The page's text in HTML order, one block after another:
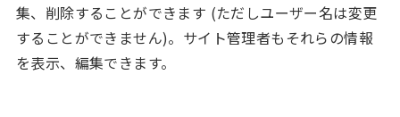
集、削除することができます (ただしユーザー名は変更
することができません)。サイト管理者もそれらの情報
を表示、編集できます。